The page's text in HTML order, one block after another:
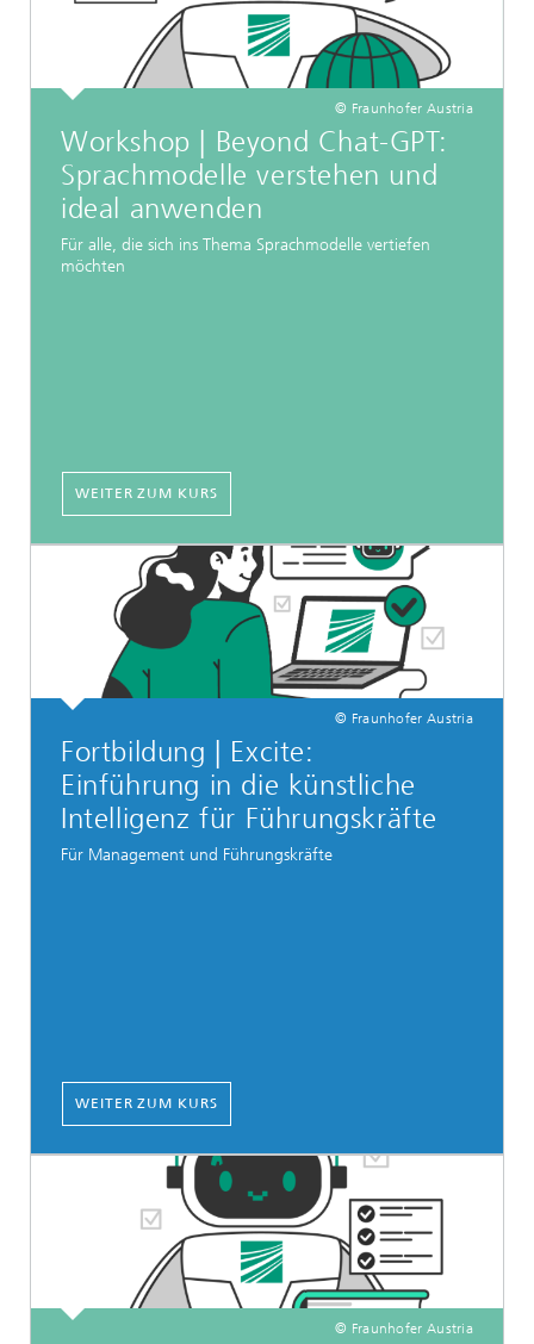
© Fraunhofer Austria
Workshop | Beyond Chat-GPT:
Sprachmodelle verstehen und
ideal anwenden
Für alle, die sich ins Thema Sprachmodelle vertiefen
möchten
WEITER ZUM KURS
© Fraunhofer Austria
Fortbildung | Excite:
Einführung in die künstliche
Intelligenz für Führungskräfte
Für Management und Führungskräfte
WEITER ZUM KURS
© Fraunhofer Austria